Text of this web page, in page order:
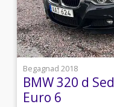
Begagnad 2018
BMW 320 d
Euro 6